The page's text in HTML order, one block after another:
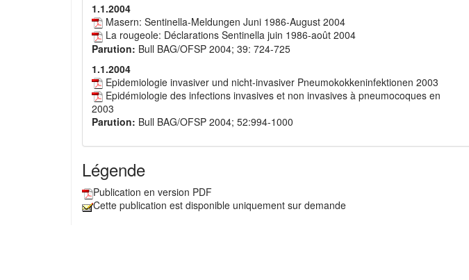
1.1.2004
Masern: Sentinella-Meldungen Juni 1986-August 2004
La rougeole: Déclarations Sentinella juin 1986-août 2004
Parution: Bull BAG/OFSP 2004; 39: 724-725
1.1.2004
Epidemiologie invasiver und nicht-invasiver Pneumokokkeninfektionen 2003
Epidémiologie des infections invasives et non invasives à pneumocoques en
2003
Parution: Bull BAG/OFSP 2004; 52:994-1000
Légende
Publication en version PDF
Cette publication est disponible uniquement sur demande